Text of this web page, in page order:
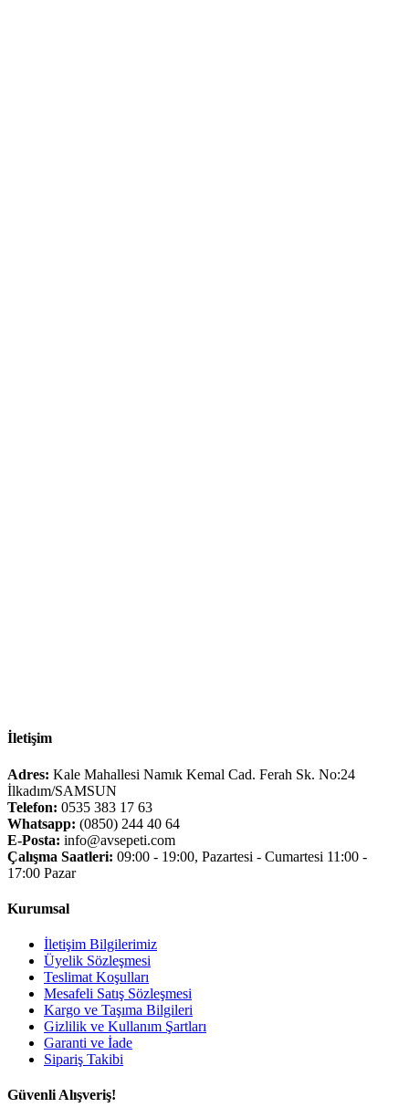
İletişim
Adres: Kale Mahallesi Namık Kemal Cad. Ferah Sk. No:24
İlkadım/SAMSUN
Telefon: 0535 383 17 63
Whatsapp: (0850) 244 40 64
E-Posta: info@avsepeti.com
Çalışma Saatleri: 09:00 - 19:00, Pazartesi - Cumartesi 11:00 -
17:00 Pazar
Kurumsal
İletişim Bilgilerimiz
Üyelik Sözleşmesi
Teslimat Koşulları
Mesafeli Satış Sözleşmesi
Kargo ve Taşıma Bilgileri
Gizlilik ve Kullanım Şartları
Garanti ve İade
Sipariş Takibi
Güvenli Alışveriş!